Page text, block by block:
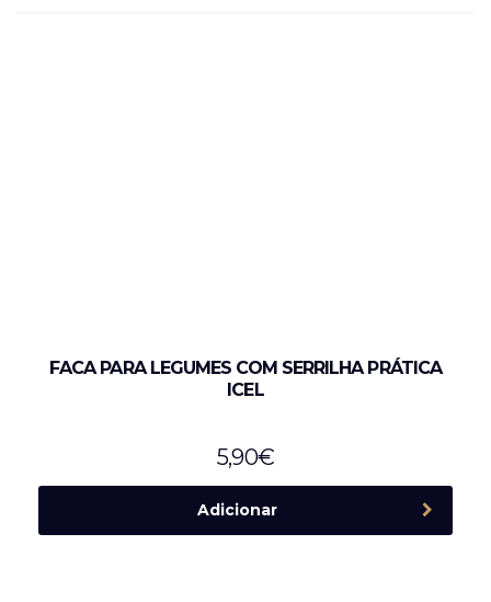
FACA PARA LEGUMES COM SERRILHA PRÁTICA
ICEL
5,90€
Adicionar